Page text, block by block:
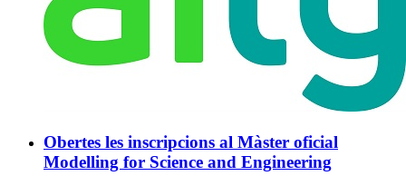
Obertes les inscripcions al Màster oficial
Modelling for Science and Engineering